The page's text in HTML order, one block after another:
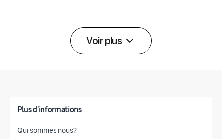
Voir plus
Plus d'informations
Qui sommes nous?